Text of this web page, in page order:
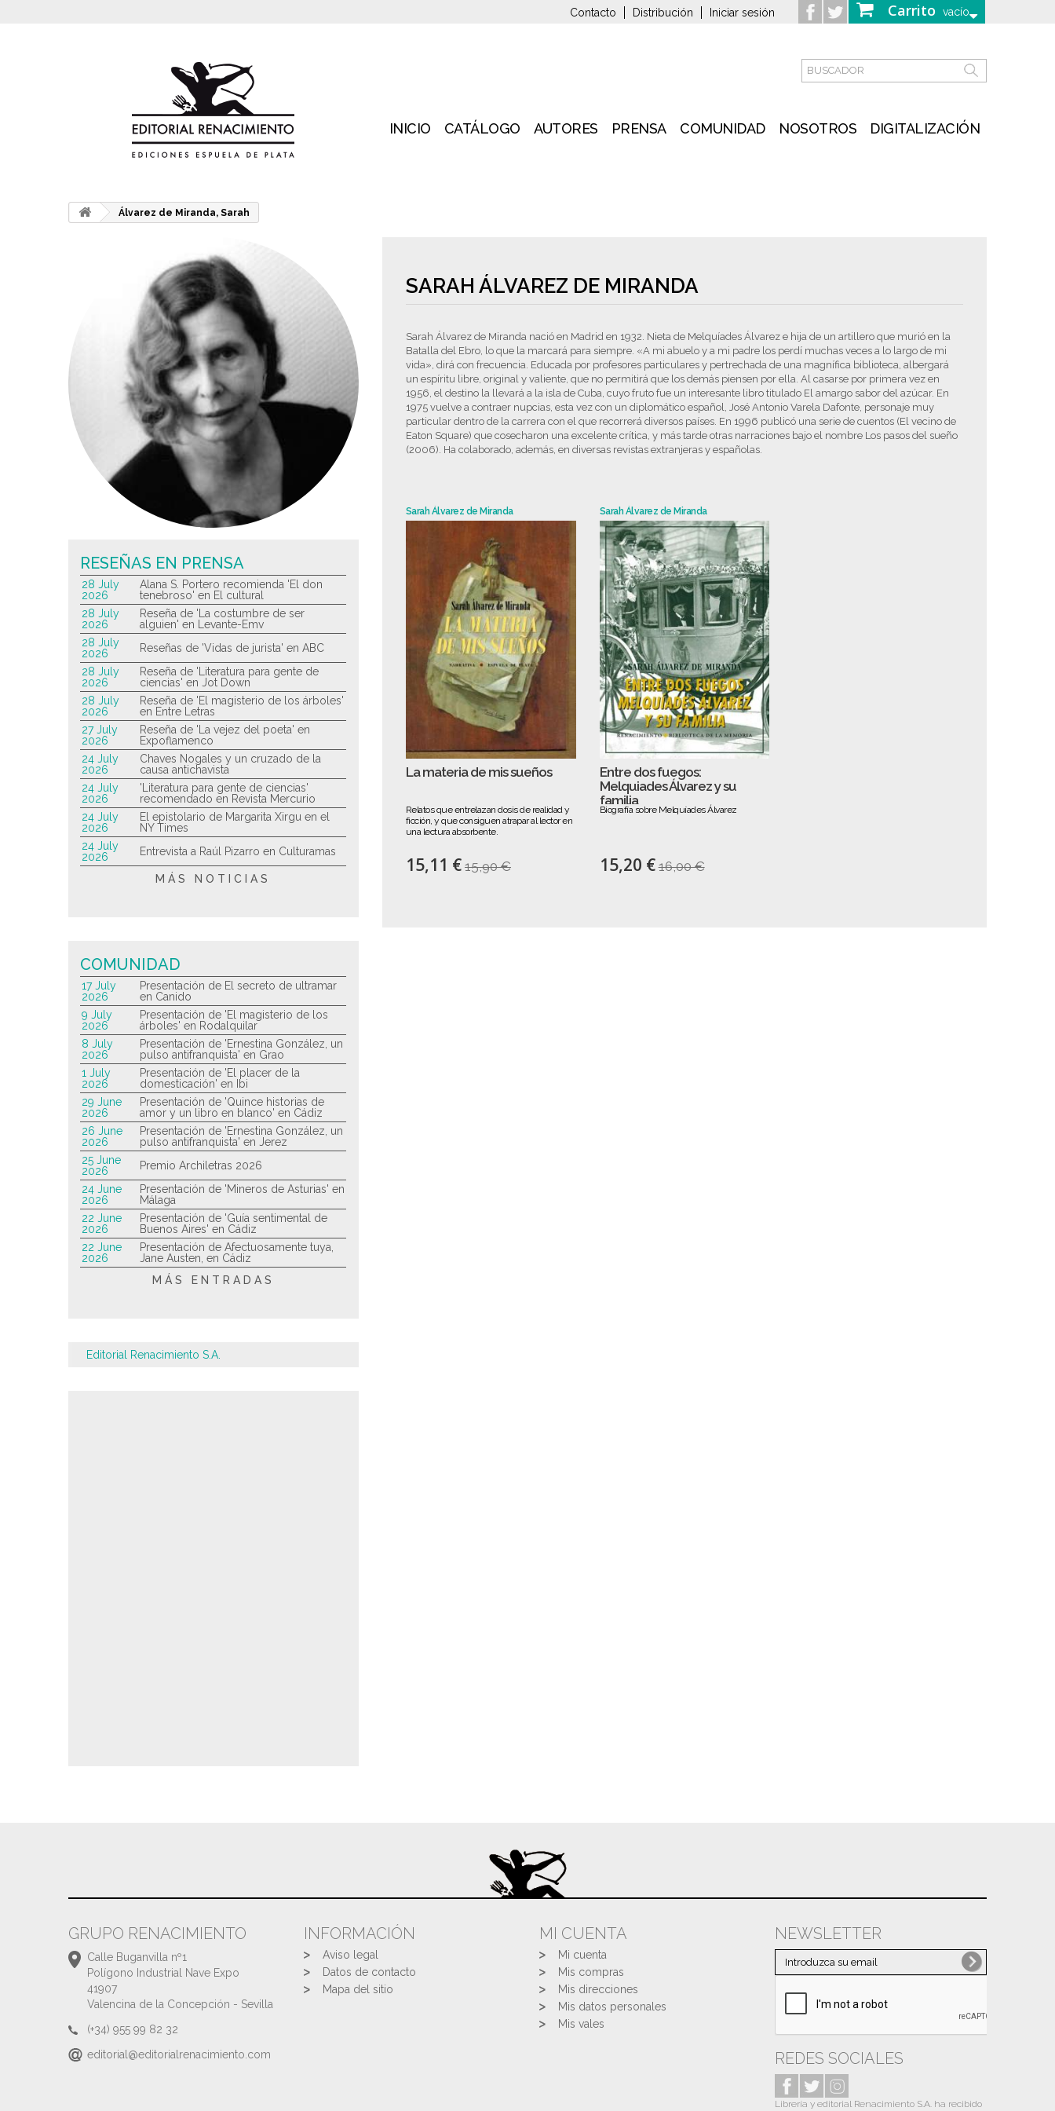
Carrito vacío
Contacto Distribución Iniciar sesión
INICIO CATÁLOGO AUTORES PRENSA COMUNIDAD NOSOTROS DIGITALIZACIÓN
Álvarez de Miranda, Sarah
SARAH ÁLVAREZ DE MIRANDA
Sarah Álvarez de Miranda nació en Madrid en 1932. Nieta de Melquíades Álvarez e hija de un artillero que murió en la
Batalla del Ebro, lo que la marcará para siempre. «A mi abuelo y a mi padre los perdí muchas veces a lo largo de mi
vida», dirá con frecuencia. Educada por profesores particulares y pertrechada de una magnífica biblioteca, albergará
un espíritu libre, original y valiente, que no permitirá que los demás piensen por ella. Al casarse por primera vez en
1956, el destino la llevará a la isla de Cuba, cuyo fruto fue un interesante libro titulado El amargo sabor del azúcar. En
1975 vuelve a contraer nupcias, esta vez con un diplomático español, José Antonio Varela Dafonte, personaje muy
particular dentro de la carrera con el que recorrerá diversos países. En 1996 publicó una serie de cuentos (El vecino de
Eaton Square) que cosecharon una excelente crítica, y más tarde otras narraciones bajo el nombre Los pasos del sueño
(2006). Ha colaborado, además, en diversas revistas extranjeras y españolas.
Sarah Álvarez de Miranda
La materia de mis sueños
Relatos que entrelazan dosis de realidad y
ficción, y que consiguen atrapar al lector en
una lectura absorbente.
15,11 € 15,90 €
Sarah Álvarez de Miranda
Entre dos fuegos:
Melquiades Álvarez y su
familia
Biografía sobre Melquíades Álvarez
15,20 € 16,00 €
RESEÑAS EN PRENSA
28 July
2026
Alana S. Portero recomienda 'El don
tenebroso' en El cultural
28 July
2026
Reseña de 'La costumbre de ser
alguien' en Levante-Emv
28 July
2026
Reseñas de 'Vidas de jurista' en ABC
28 July
2026
Reseña de 'Literatura para gente de
ciencias' en Jot Down
28 July
2026
Reseña de 'El magisterio de los árboles'
en Entre Letras
27 July
2026
Reseña de 'La vejez del poeta' en
Expoflamenco
24 July
2026
Chaves Nogales y un cruzado de la
causa antichavista
24 July
2026
'Literatura para gente de ciencias'
recomendado en Revista Mercurio
24 July
2026
El epistolario de Margarita Xirgu en el
NY Times
24 July
2026
Entrevista a Raúl Pizarro en Culturamas
MÁS NOTICIAS
COMUNIDAD
17 July
2026
Presentación de El secreto de ultramar
en Canido
9 July
2026
Presentación de 'El magisterio de los
árboles' en Rodalquilar
8 July
2026
Presentación de 'Ernestina González, un
pulso antifranquista' en Grao
1 July
2026
Presentación de 'El placer de la
domesticación' en Ibi
29 June
2026
Presentación de 'Quince historias de
amor y un libro en blanco' en Cádiz
26 June
2026
Presentación de 'Ernestina González, un
pulso antifranquista' en Jerez
25 June
2026
Premio Archiletras 2026
24 June
2026
Presentación de 'Mineros de Asturias' en
Málaga
22 June
2026
Presentación de 'Guía sentimental de
Buenos Aires' en Cádiz
22 June
2026
Presentación de Afectuosamente tuya,
Jane Austen, en Cádiz
MÁS ENTRADAS
Editorial Renacimiento S.A.
GRUPO RENACIMIENTO
Calle Buganvilla nº1
Polígono Industrial Nave Expo
41907
Valencina de la Concepción - Sevilla
(+34) 955 99 82 32
editorial@editorialrenacimiento.com
INFORMACIÓN
Aviso legal
Datos de contacto
Mapa del sitio
MI CUENTA
Mi cuenta
Mis compras
Mis direcciones
Mis datos personales
Mis vales
NEWSLETTER
REDES SOCIALES
Librería y editorial Renacimiento S.A. ha recibido